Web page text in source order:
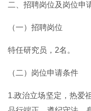
二、招聘岗位及岗位申
（一）招聘岗位
特任研究员，2名。
（二）岗位申请条件
1.政治立场坚定，热爱